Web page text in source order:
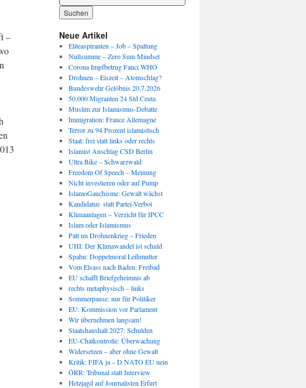
–
Neue Artikel
Eliteaspiranten – Job – Spaltung
Nullsumme – Zero Sum Mindset
Corona Impfbetrug Fauci WHO
Drohnen – Eiszeit – Atomschlag?
Bundeswehr Gelöbnis 20.7.2026
50.000 Migranten 24 Std Ceuta
Muslim zur Islamismus-Debatte
Immigration: France Allemagne
Terror zu 94 Prozent islamistisch
Staat: frei statt links oder rechts
Islamist Anschlag CSD Berlin
Ultra Bike – Schwarzwald
Freedom Of Speech – Meinung
Nicht investieren oder auf Pump
IslamoGauchisme: Gewalt wächst
Kandidatur- statt Partei-Verbot
Klimaanlagen – Verzicht für IPCC
Islam oder Islamismus
Patt im Drohnenkrieg – Frieden
UHI: Der Klimawandel ist schuld
Spahn: Doppelmoral Leihmutter
Vom Elsass nach Baden: Freibad
EU schafft Briefgeheimnis ab
rechts metaphysisch – links
Sommerpause: nur für Politiker
EU: Kommission vor Parlament
Wir übernehmen langsam!
Staatshaushalt 2027: Schulden
EU-Chatkontrolle: Überwachung
Widersetzen – aber ohne Gewalt
Kritik: FIFA ja – D NATO EU nein
ÖRR: Tribunal statt Interview
Hetzjagd auf Journalisten Erfurt